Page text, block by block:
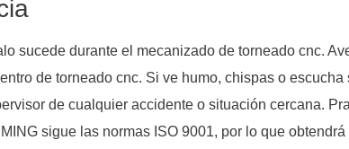
sucede durante el mecanizado de torneado cnc.
de torneado cnc. Si ve humo, chispas o
de cualquier accidente o situación cercana.
sigue las normas ISO 9001, por lo que